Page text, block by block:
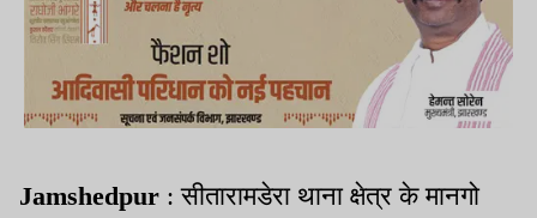
Jamshedpur : सीतारामडेरा थाना क्षेत्र के मानगो